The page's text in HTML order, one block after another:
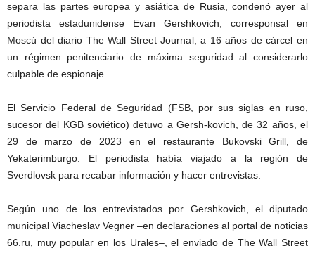
separa las partes europea y asiática de Rusia, condenó ayer al
periodista estadunidense Evan Gershkovich, corresponsal en
Moscú del diario The Wall Street Journal, a 16 años de cárcel en
un régimen penitenciario de máxima seguridad al considerarlo
culpable de espionaje.
El Servicio Federal de Seguridad (FSB, por sus siglas en ruso,
sucesor del KGB soviético) detuvo a Gersh-kovich, de 32 años, el
29 de marzo de 2023 en el restaurante Bukovski Grill, de
Yekaterimburgo. El periodista había viajado a la región de
Sverdlovsk para recabar información y hacer entrevistas.
Según uno de los entrevistados por Gershkovich, el diputado
municipal Viacheslav Vegner –en declaraciones al portal de noticias
66.ru, muy popular en los Urales–, el enviado de The Wall Street